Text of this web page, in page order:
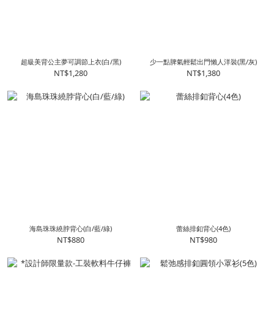
超級美背公主夢可調節上衣(白/黑)
NT$1,280
少一點脾氣輕鬆出門懶人洋裝(黑/灰)
NT$1,380
海島珠珠繞脖背心(白/藍/綠)
NT$880
蕾絲排釦背心(4色)
NT$980